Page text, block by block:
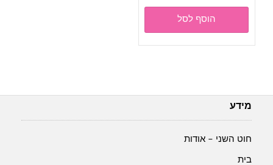
המקורי
היה:
₪5.00.
הנוכחי
₪4.00.
הוסף לסל
מידע
חוט השני – אודות
בית